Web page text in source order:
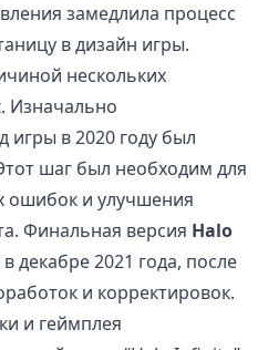
замедлила процесс
в дизайн игры.
нескольких
Изначально
в 2020 году был
шаг был необходим для
ошибок и улучшения
Финальная версия Halo
декабре 2021 года, после
и корректировок.
и геймплея